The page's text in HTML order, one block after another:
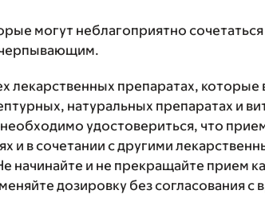
могут неблагоприятно сочетаться
лекарственных препаратах, которые
натуральных препаратах и
удостовериться, что
и в сочетании с другими
начинайте и не прекращайте прием
дозировку без согласования с